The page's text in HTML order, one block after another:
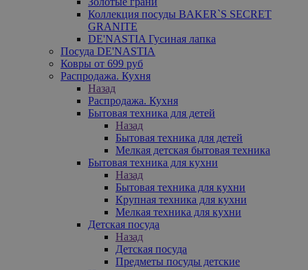
Коллекция посуды BAKER`S SECRET
GRANITE
DE'NASTIA Гусиная лапка
Посуда DE'NASTIA
Ковры от 699 руб
Распродажа. Кухня
Назад
Распродажа. Кухня
Бытовая техника для детей
Назад
Бытовая техника для детей
Мелкая детская бытовая техника
Бытовая техника для кухни
Назад
Бытовая техника для кухни
Крупная техника для кухни
Мелкая техника для кухни
Детская посуда
Назад
Детская посуда
Предметы посуды детские